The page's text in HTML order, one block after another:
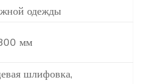
одежды
мм
шлифовка,